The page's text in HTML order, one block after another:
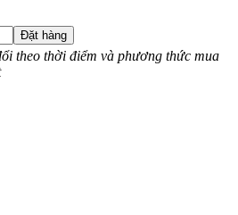
Đặt hàng
theo thời điểm và phương thức mua